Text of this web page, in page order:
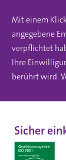
Mit einem
angegebene
verpflichtet
Ihre
berührt wird.
Sicher